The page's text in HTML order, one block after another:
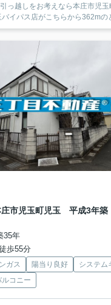
っ越しをお考えなら本庄市児
イパス店がこちらから362mの
市児玉町児玉 平成3年築
35年
歩55分
ガス 陽当り良好
システム
ルコニー